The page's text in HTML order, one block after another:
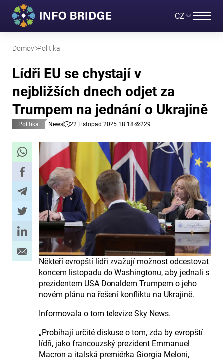
CZ
Domov Politika
Lídři EU se chystají v
nejbližších dnech odjet za
Trumpem na jednání o Ukrajině
Politika News 22 Listopad 2025 18:18 229
Někteří evropští lídři zvažují možnost odcestovat
koncem listopadu do Washingtonu, aby jednali s
prezidentem USA Donaldem Trumpem o jeho
novém plánu na řešení konfliktu na Ukrajině.
Informovala o tom televize Sky News.
„Probíhají určité diskuse o tom, zda by evropští
lídři, jako francouzský prezident Emmanuel
Macron a italská premiérka Giorgia Meloni,